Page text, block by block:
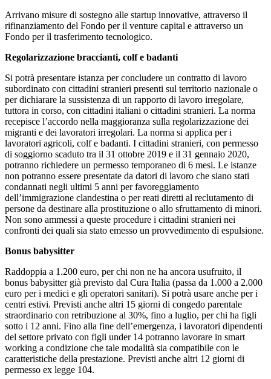
Arrivano misure di sostegno alle startup innovative, attraverso il
rifinanziamento del Fondo per il venture capital e attraverso un
Fondo per il trasferimento tecnologico.
Regolarizzazione braccianti, colf e badanti
Si potrà presentare istanza per concludere un contratto di lavoro
subordinato con cittadini stranieri presenti sul territorio nazionale o
per dichiarare la sussistenza di un rapporto di lavoro irregolare,
tuttora in corso, con cittadini italiani o cittadini stranieri. La norma
recepisce l’accordo nella maggioranza sulla regolarizzazione dei
migranti e dei lavoratori irregolari. La norma si applica per i
lavoratori agricoli, colf e badanti. I cittadini stranieri, con permesso
di soggiorno scaduto tra il 31 ottobre 2019 e il 31 gennaio 2020,
potranno richiedere un permesso temporaneo di 6 mesi. Le istanze
non potranno essere presentate da datori di lavoro che siano stati
condannati negli ultimi 5 anni per favoreggiamento
dell’immigrazione clandestina o per reati diretti al reclutamento di
persone da destinare alla prostituzione o allo sfruttamento di minori.
Non sono ammessi a queste procedure i cittadini stranieri nei
confronti dei quali sia stato emesso un provvedimento di espulsione.
Bonus babysitter
Raddoppia a 1.200 euro, per chi non ne ha ancora usufruito, il
bonus babysitter già previsto dal Cura Italia (passa da 1.000 a 2.000
euro per i medici e gli operatori sanitari). Si potrà usare anche per i
centri estivi. Previsti anche altri 15 giorni di congedo parentale
straordinario con retribuzione al 30%, fino a luglio, per chi ha figli
sotto i 12 anni. Fino alla fine dell’emergenza, i lavoratori dipendenti
del settore privato con figli under 14 potranno lavorare in smart
working a condizione che tale modalità sia compatibile con le
caratteristiche della prestazione. Previsti anche altri 12 giorni di
permesso ex legge 104.